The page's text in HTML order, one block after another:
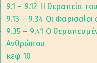
9.1 – 9.12 Η θεραπεία
9.13 – 9.34 Οι
9.35 – 9.41 Ο
Ανθρώπου
κεφ 10